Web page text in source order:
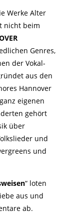
Werke Alter
nicht beim
Genres,
der Vokal-
aus den
Hannover
eigenen
gehört
über
und
und
“ loten
aus und
ab.